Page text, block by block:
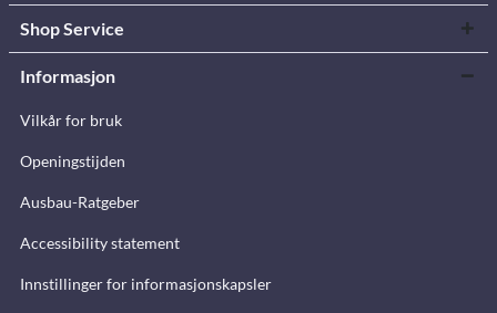
Shop Service
Informasjon
Vilkår for bruk
Openingstijden
Ausbau-Ratgeber
Accessibility statement
Innstillinger for informasjonskapsler